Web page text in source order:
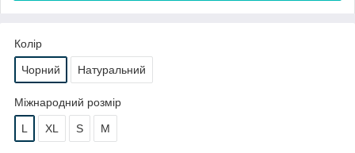
Колір
Чорний Натуральний
Міжнародний розмір
L XL S M